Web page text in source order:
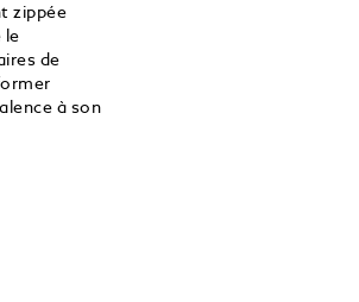
zippée
le
de
à son